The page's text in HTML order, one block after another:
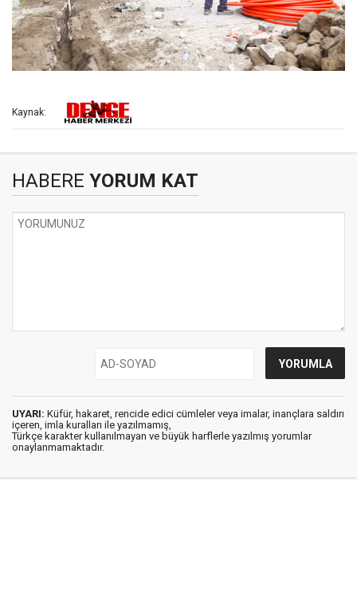
Kaynak:
HABERE YORUM KAT
UYARI: Küfür, hakaret, rencide edici cümleler veya imalar, inançlara saldırı
içeren, imla kuralları ile yazılmamış,
Türkçe karakter kullanılmayan ve büyük harflerle yazılmış yorumlar
onaylanmamaktadır.